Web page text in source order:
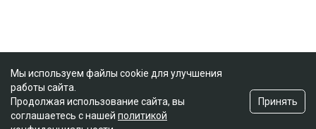
Мы используем файлы cookie для улучшения
работы сайта.
Продолжая использование сайта, вы
соглашаетесь с нашей политикой
Принять